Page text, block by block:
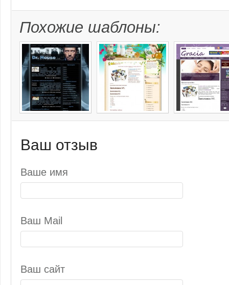
Похожие шаблоны:
Ваш отзыв
Ваше имя
Ваш Mail
Ваш сайт